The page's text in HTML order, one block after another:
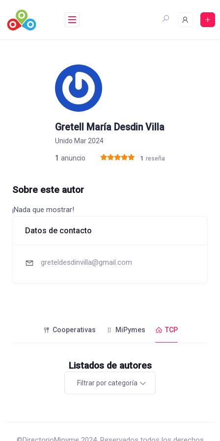
contenido
Gretell María Desdin Villa
Unido Mar 2024
1 anuncio 1 reseña
Sobre este autor
¡Nada que mostrar!
Datos de contacto
greteldesdinvilla@gmail.com
Cooperativas MiPymes TCP
Listados de autores
Filtrar por categoría